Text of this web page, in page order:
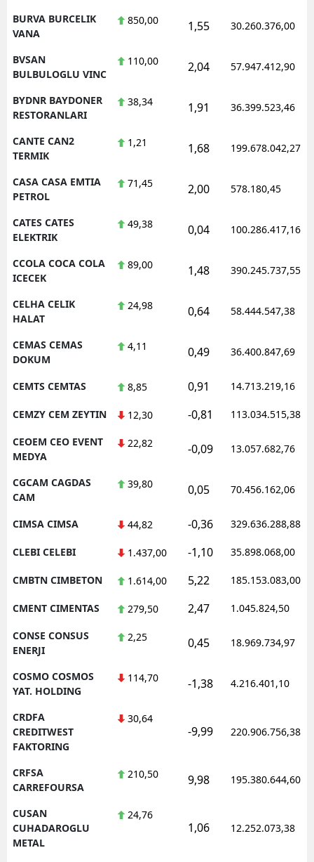
BURVA BURCELIK
VANA
850,00 1,55 30.260.376,00
BVSAN
BULBULOGLU VINC
110,00 2,04 57.947.412,90
BYDNR BAYDONER
RESTORANLARI
38,34 1,91 36.399.523,46
CANTE CAN2
TERMIK
1,21 1,68 199.678.042,27
CASA CASA EMTIA
PETROL
71,45 2,00 578.180,45
CATES CATES
ELEKTRIK
49,38 0,04 100.286.417,16
CCOLA COCA COLA
ICECEK
89,00 1,48 390.245.737,55
CELHA CELIK
HALAT
24,98 0,64 58.444.547,38
CEMAS CEMAS
DOKUM
4,11 0,49 36.400.847,69
CEMTS CEMTAS 8,85 0,91 14.713.219,16
CEMZY CEM ZEYTIN 12,30 -0,81 113.034.515,38
CEOEM CEO EVENT
MEDYA
22,82 -0,09 13.057.682,76
CGCAM CAGDAS
CAM
39,80 0,05 70.456.162,06
CIMSA CIMSA 44,82 -0,36 329.636.288,88
CLEBI CELEBI 1.437,00 -1,10 35.898.068,00
CMBTN CIMBETON 1.614,00 5,22 185.153.083,00
CMENT CIMENTAS 279,50 2,47 1.045.824,50
CONSE CONSUS
ENERJI
2,25 0,45 18.969.734,97
COSMO COSMOS
YAT. HOLDING
114,70 -1,38 4.216.401,10
CRDFA
CREDITWEST
FAKTORING
30,64
-9,99 220.906.756,38
CRFSA
CARREFOURSA
210,50 9,98 195.380.644,60
CUSAN
CUHADAROGLU
METAL
24,76
1,06 12.252.073,38